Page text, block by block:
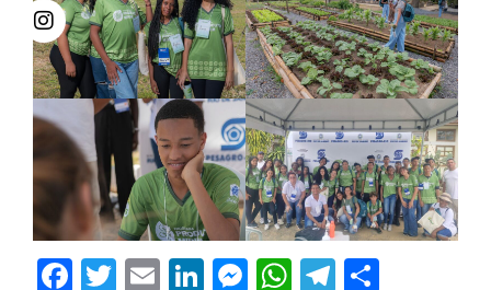
Facebook
Twitter
EmailLinkedIn
Messenger
WhatsApp
Telegram